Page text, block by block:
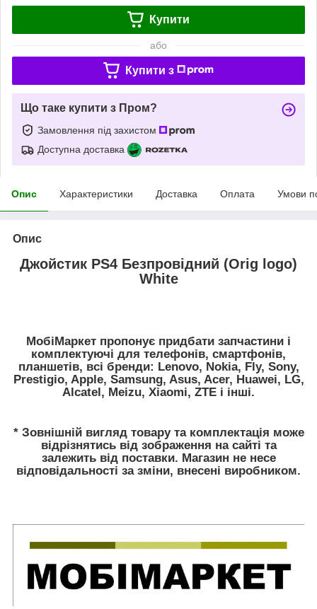
Купити
або
Купити з
Що таке купити з Пром?
Замовлення під захистом
Доступна доставка
Опис Характеристики Доставка Оплата Умови
Опис
Джойстик PS4 Безпровідний (Orig logo)
White
МобіМаркет пропонує придбати запчастини і
комплектуючі для телефонів, смартфонів,
планшетів, всі бренди: Lenovo, Nokia, Fly, Sony,
Prestigio, Apple, Samsung, Asus, Acer, Huawei, LG,
Alcatel, Meizu, Xiaomi, ZTE і інші.
* Зовнішній вигляд товару та комплектація може
відрізнятись від зображення на сайті та
залежить від поставки. Магазин не несе
відповідальності за зміни, внесені виробником.